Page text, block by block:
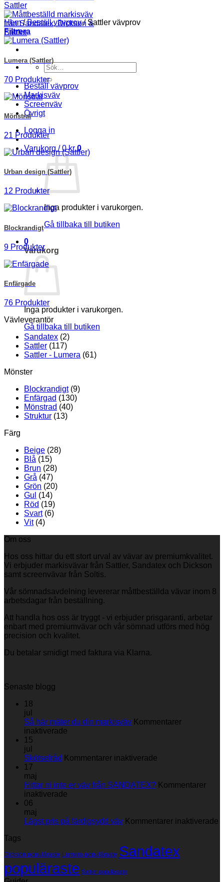
Sök
efter:
Beställ vävprov
Markisväv
Screenväv
Övrigt
Logga in
Varukorg /0kr 0
Inga produkter i varukorgen.
Gå tillbaka till butiken
0
Varukorg
Inga produkter i varukorgen.
Gå tillbaka till butiken
Hem / Beställ vävprov /Sattler vävprov
Filtrera
Lumera (Sattler)
70 Produkter
Mönstrat
21 Produkter
Urban design (Sattler)
12 Produkter
Blockrandigt
9 Produkter
Enfärgade
76 Produkter
Vävleverantör
Sandatex (2)
Sattler (117)
Sattler - Lumera (61)
Mönster
Blockrandigt (9)
Enfärgad (130)
Mönstrad (40)
Struktur (13)
Färg
Beige (28)
Blå (15)
Brun (28)
Grå (47)
Grön (20)
Gul (14)
Röd (19)
Svart (6)
Vit (4)
Om oss
Hos oss hittar du ett stort urval av vävar av premiumkvalitet.
Vi erbjuder markisvävar från Sattler, Sandatex och Dickson
samt screenvävar från Soltis.
Vår sömnadsavdelning levererar måttbeställda vävar inom 8
arbetsdagar från beställning.
Att handla hos oss är tryggt - vi erbjuder prisgaranti, arbetar
enbart med premiumvävar och vår sömnad utförs med hög
precision och kvalitet.
Du betalar smidigt med faktura via Klarna.
Senaste blogg
18
jul
Så här mäter du din markisväv Kommentarer
inaktiverade
mäter
markisväv
15
jul
Skötselråd Kommentarer inaktiverade
17
maj
Hittar ni inte er väv från SANDATEX? Kommentarer
inaktiverade
inte
SANDATEX?
06
maj
Lägst pris på färdigsydd väv Kommentarer inaktiverade
Tags
Dickson populäraste Lumera populäraste Sandatex
populäraste Sattler populäraste